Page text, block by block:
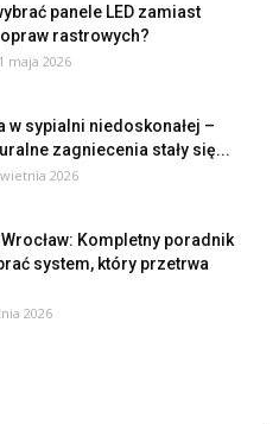
panele LED zamiast
rastrowych?
maja 2026
w sypialni niedoskonałej –
zagniecenia stały się...
2026
Kompletny poradnik
system, który przetrwa
2026